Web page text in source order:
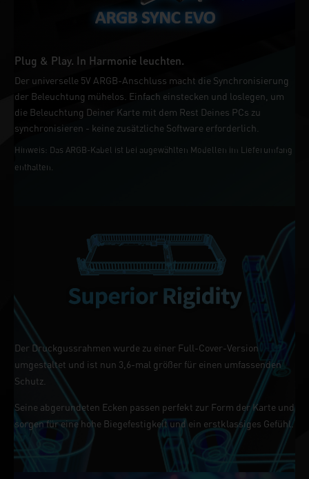
Plug & Play. In Harmonie leuchten.
Der universelle 5V ARGB-Anschluss macht die Synchronisierung
der Beleuchtung mühelos. Einfach einstecken und loslegen, um
die Beleuchtung Deiner Karte mit dem Rest Deines PCs zu
synchronisieren - keine zusätzliche Software erforderlich.
Hinweis: Das ARGB-Kabel ist bei augewählten Modellen im Lieferumfang
enthalten.
Der Druckgussrahmen wurde zu einer Full-Cover-Version
umgestaltet und ist nun 3,6-mal größer für einen umfassenden
Schutz.
Seine abgerundeten Ecken passen perfekt zur Form der Karte und
sorgen für eine hohe Biegefestigkeit und ein erstklassiges Gefühl.